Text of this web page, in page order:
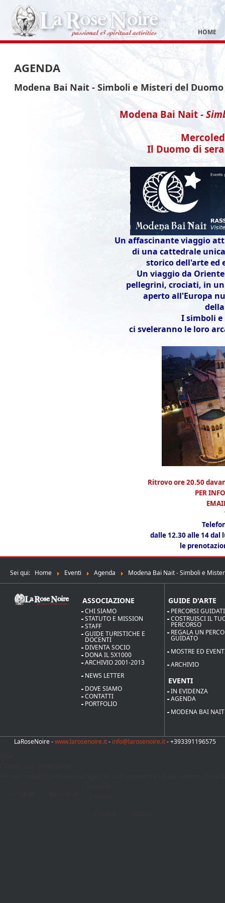
HOME
AGENDA
Modena Bai Nait - Simboli e Misteri del
Modena Bai Nait-
Il Duomo di
Un affascinante viaggio
di una cattedrale
storico dell'arte ed
Un viaggio da
pellegrini, crociati, in
aperto all'Europa
I simboli e
ci sveleranno le loro
Ritrovo ore 20.50
PER
dalle 12.30 alle 14
le
Sei qui: Home Eventi Agenda Modena Bai Nait - Simboli e
ASSOCIAZIONE
CHI SIAMO
STATUTO E MISSION
STAFF
GUIDE TURISTICHE E
DOCENTI
DIVENTA SOCIO
DONA IL 5X1000
ARCHIVIO 2001-2013
NEWS LETTER
DOVE SIAMO
CONTATTI
PORTFOLIO
GUIDE D'ARTE
PERCORSI GUIDATI
COSTRUISCI IL
PERCORSO
REGALA UN
GUIDATO
MOSTRE ED
ARCHIVIO
EVENTI
IN EVIDENZA
AGENDA
MODENA BAI NAIT
LaRoseNoire -www.larosenoire.it- info@larosenoire.it- +393391196575